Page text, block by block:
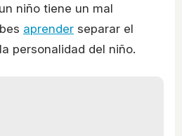
niño tiene un mal
aprender separar el
personalidad del niño.